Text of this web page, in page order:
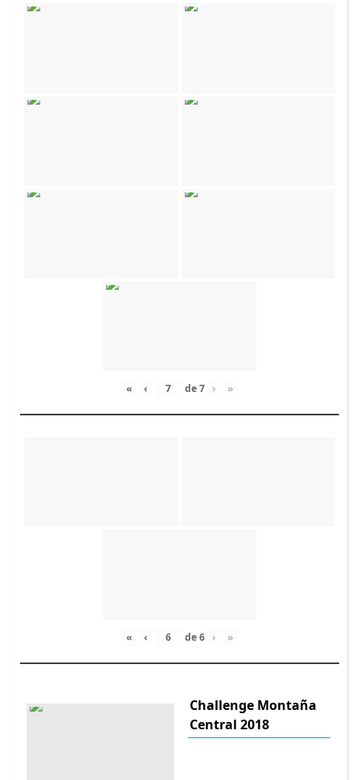
« ‹ de7 › »
« ‹ de6 › »
Challenge Montaña
Central 2018